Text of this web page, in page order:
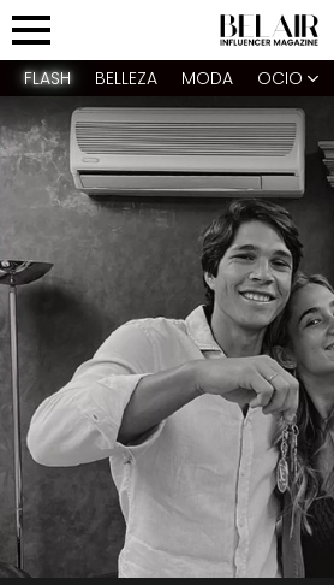
Menu
FLASH BELLEZA MODA OCIO